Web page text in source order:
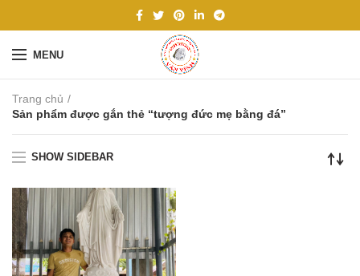
MENU
Trang chủ
Sản phẩm được gắn thẻ “tượng đức mẹ bằng đá”
SHOW SIDEBAR